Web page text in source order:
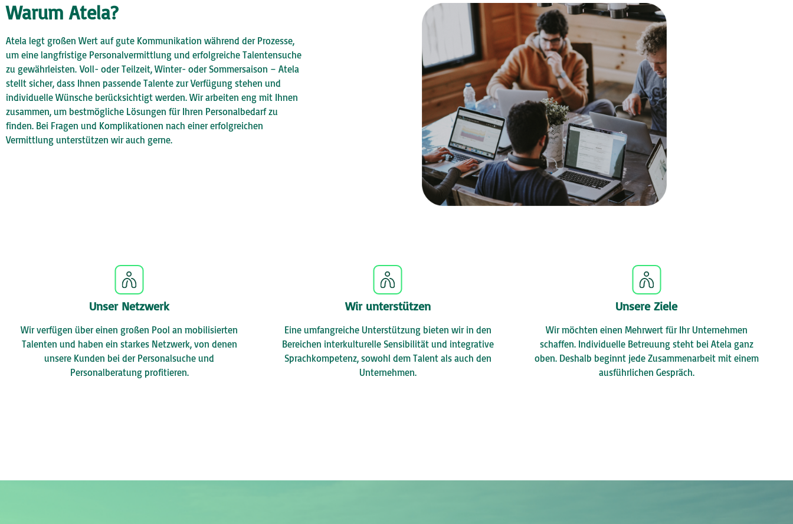
Warum Atela?
Atela legt großen Wert auf gute Kommunikation während der Prozesse,
um eine langfristige Personalvermittlung und erfolgreiche Talentensuche
zu gewährleisten.Voll- oder Teilzeit, Winter- oder Sommersaison – Atela
stellt sicher, dass Ihnen passende Talente zur Verfügung stehen und
individuelle Wünsche berücksichtigt werden. Wir arbeiten eng mit Ihnen
zusammen, um bestmögliche Lösungen für Ihren Personalbedarf zu
finden. Bei Fragen und Komplikationen nach einer erfolgreichen
Vermittlung unterstützen wir auch gerne.
Unser Netzwerk
Wir verfügen über einen großen Pool an mobilisierten
Talenten und haben ein starkes Netzwerk, von denen
unsere Kunden bei der Personalsuche und
Personalberatung profitieren.
Wir unterstützen
Eine umfangreiche Unterstützung bieten wir in den
Bereichen interkulturelle Sensibilität und integrative
Sprachkompetenz, sowohl dem Talent als auch den
Unternehmen.
Unsere Ziele
Wir möchten einen Mehrwert für Ihr Unternehmen
schaffen. Individuelle Betreuung steht bei Atela ganz
oben. Deshalb beginnt jede Zusammenarbeit mit einem
ausführlichen Gespräch.